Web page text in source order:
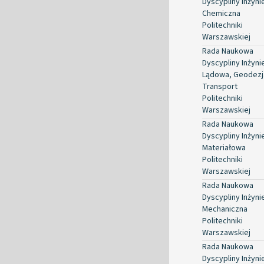
Chemiczna
Politechniki
Warszawskiej
Rada Naukowa
Dyscypliny
Lądowa,
Transport
Politechniki
Warszawskiej
Rada Naukowa
Dyscypliny
Materiałowa
Politechniki
Warszawskiej
Rada Naukowa
Dyscypliny
Mechaniczna
Politechniki
Warszawskiej
Rada Naukowa
Dyscypliny